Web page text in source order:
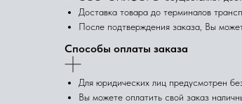
Доставка товара до терминалов
После подтверждения заказа, Вы
Способы оплаты заказа
Для юридических лиц предусмотрен
Вы можете оплатить свой заказ